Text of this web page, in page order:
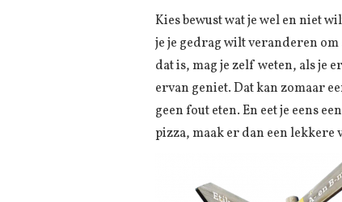
Kies bewust wat je wel en niet
je je gedrag wilt veranderen
dat is, mag je zelf weten, als je
ervan geniet. Dat kan zomaar
geen fout eten. En eet je eens
pizza, maak er dan een lekkere